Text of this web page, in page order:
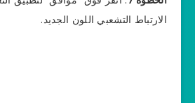
الارتباط التشعبي اللون الجديد.